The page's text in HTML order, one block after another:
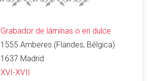
Grabador de láminas o en dulce
1555 Amberes (Flandes, Bélgica)
1637 Madrid
XVI-XVII